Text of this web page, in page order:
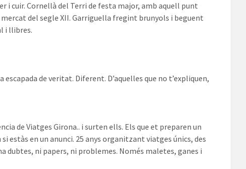
i cuir. Cornellà del Terri de festa major, amb aquell punt
del segle XII. Garriguella fregint brunyols i beguent
i llibres.
de veritat. Diferent. D’aquelles que no t’expliquen,
de Viatges Girona.. i surten ells. Els que et preparen un
estàs en un anunci. 25 anys organitzant viatges únics, des
dubtes, ni papers, ni problemes. Només maletes, ganes i